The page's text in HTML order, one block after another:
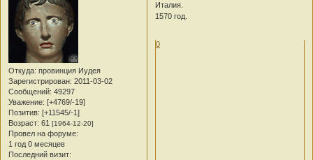
Откуда: провинция Иудея
Зарегистрирован: 2011-03-02
Сообщений: 49297
Уважение: [+4769/-19]
Позитив: [+11545/-1]
Возраст: 61 [1964-12-20]
Провел на форуме:
1 год 0 месяцев
Последний визит:
Италия.
1570 год.
0